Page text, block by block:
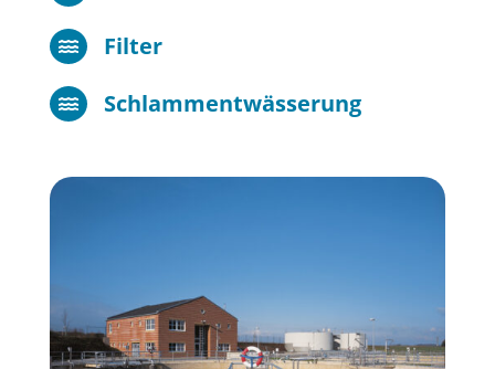
 Filter
 Schlammentwässerung